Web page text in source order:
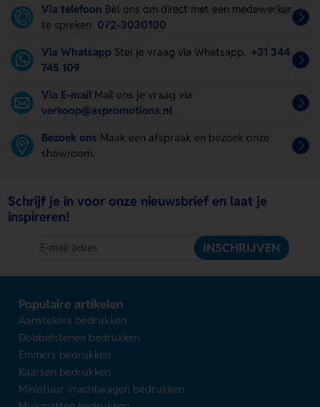
Via telefoon Bel ons om direct met een medewerker
te spreken 072-3030100
Via Whatsapp Stel je vraag via Whatsapp. +31 344
745 109
Via E-mail Mail ons je vraag via
verkoop@aspromotions.nl
Bezoek ons Maak een afspraak en bezoek onze
showroom.
Schrijf je in voor onze nieuwsbrief en laat je
inspireren!
INSCHRIJVEN
Populaire artikelen
Aanstekers bedrukken
Dobbelstenen bedrukken
Emmers bedrukken
Kaarsen bedrukken
Miniatuur vrachtwagen bedrukken